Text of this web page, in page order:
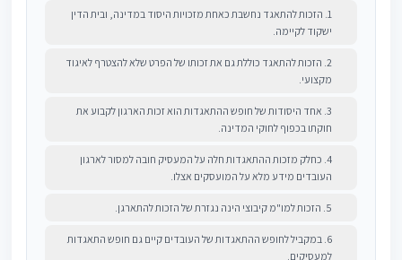
1. הזכות להתאגד נחשבת כאחת מזכויות היסוד במדינה, ובית הדין
ישקוד לקיימה.
2. הזכות להתאגד כוללת גם את זכותו של הפרט שלא להצטרף לאיגוד
מקצועי.
3. אחד היסודות של חופש ההתאגדות הוא זכות הארגון לקבוע את
חוקתו בכפוף לחוקי המדינה.
4. כחלק מזכות ההתאגדות חלה על המעסיק חובה למסור לארגון
העובדים מידע מלא על המועסקים אצלו.
5. הזכות למו"מ קיבוצי הינה נגזרת של הזכות להתארגן.
6. במקביל לחופש ההתאגדות של העובדים קיים גם חופש התאגדות
למעסיקים.